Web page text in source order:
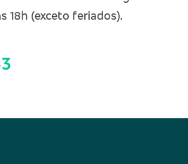
18h (exceto feriados).